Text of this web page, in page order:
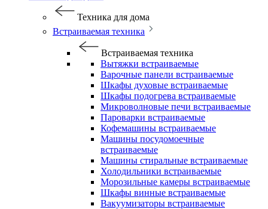
Техника для дома
Встраиваемая техника
Встраиваемая техника
Вытяжки встраиваемые
Варочные панели встраиваемые
Шкафы духовые встраиваемые
Шкафы подогрева встраиваемые
Микроволновые печи встраиваемые
Пароварки встраиваемые
Кофемашины встраиваемые
Машины посудомоечные
встраиваемые
Машины стиральные встраиваемые
Холодильники встраиваемые
Морозильные камеры встраиваемые
Шкафы винные встраиваемые
Вакуумизаторы встраиваемые